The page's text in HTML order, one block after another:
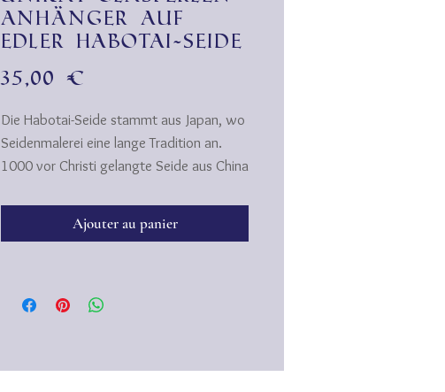
Anhänger auf
edler Habotai-Seide
35,00 €
Die Habotai-Seide stammt aus Japan, wo
Seidenmalerei eine lange Tradition an.
1000 vor Christi gelangte Seide aus China
Beliebtheit erlangte. Kurz darauf
konnten und so ihr Zerfließen auf der
auf besonders hellem, feinen und dichtem
Ajouter au panier